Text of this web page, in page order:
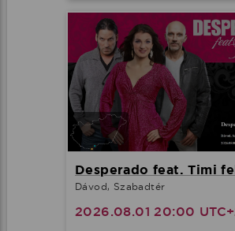
Desperado feat. Timi
Dávod, Szabadtér
2026.08.01 20:00